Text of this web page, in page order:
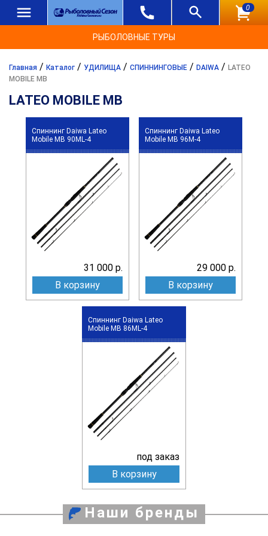
0
РЫБОЛОВНЫЕ ТУРЫ
Главная / Каталог / УДИЛИЩА / СПИННИНГОВЫЕ / DAIWA / LATEO
MOBILE MB
LATEO MOBILE MB
Спиннинг Daiwa Lateo
Mobile MB 90ML-4
31 000 р.
В корзину
Спиннинг Daiwa Lateo
Mobile MB 96M-4
29 000 р.
В корзину
Спиннинг Daiwa Lateo
Mobile MB 86ML-4
под заказ
В корзину
Наши бренды